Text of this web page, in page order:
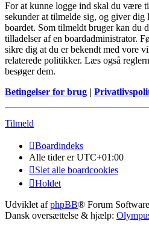
For at kunne logge ind skal du være
sekunder at tilmelde sig, og giver dig
boardet. Som tilmeldt bruger kan du
tilladelser af en boardadministrator.
sikre dig at du er bekendt med vore
relaterede politikker. Læs også
besøger dem.
Betingelser for brug |
Tilmeld
Boardindeks
Alle tider erUTC+01:00
Slet alle boardcookies
Holdet
Udviklet afphpBB® Forum
Dansk oversættelse & hjælp: